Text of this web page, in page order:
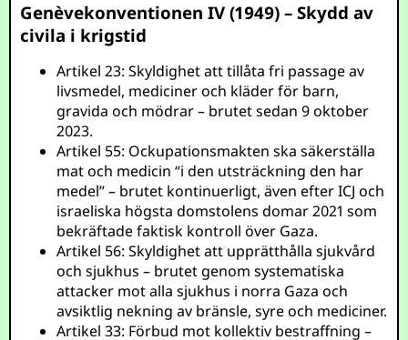
Genèvekonventionen IV (1949) – Skydd av
civila i krigstid
Artikel 23: Skyldighet att tillåta fri passage av
livsmedel, mediciner och kläder för barn,
gravida och mödrar – brutet sedan 9 oktober
2023.
Artikel 55: Ockupationsmakten ska säkerställa
mat och medicin “i den utsträckning den har
medel” – brutet kontinuerligt, även efter ICJ och
israeliska högsta domstolens domar 2021 som
bekräftade faktisk kontroll över Gaza.
Artikel 56: Skyldighet att upprätthålla sjukvård
och sjukhus – brutet genom systematiska
attacker mot alla sjukhus i norra Gaza och
avsiktlig nekning av bränsle, syre och mediciner.
Artikel 33: Förbud mot kollektiv bestraffning –